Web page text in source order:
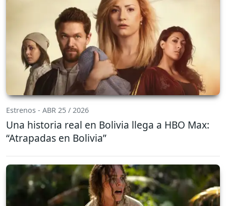
Estrenos - ABR 25 / 2026
Una historia real en Bolivia llega a HBO Max:
“Atrapadas en Bolivia”